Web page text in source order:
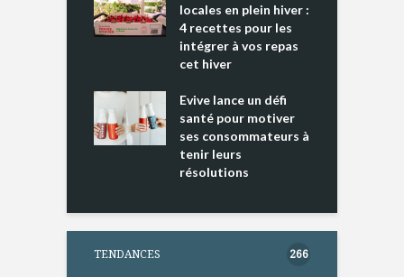
locales en plein hiver :
4 recettes pour les
intégrer à vos repas
cet hiver
Evive lance un défi
santé pour motiver
ses consommateurs à
tenir leurs
résolutions
TENDANCES 266